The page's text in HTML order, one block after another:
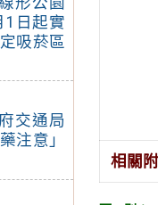
1日起實
吸菸區
交通局
注意」
相關